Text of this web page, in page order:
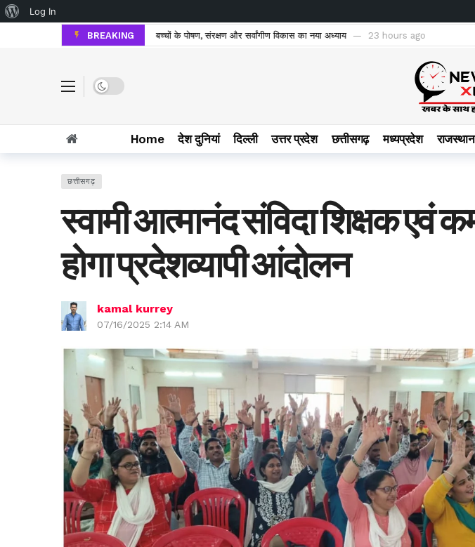
About WordPress
Log In
BREAKING बच्चों की मूलभूत आवश्यकता को प्राथमिकता देते हुए विद्यालयों में पेयजल व्यवस्था सुदृढ़, शिक्षा के
Dark mode
Home देश दुनियां दिल्ली उत्तर प्रदेश छत्तीसगढ़ मध्यप्रदेश राजस्थान
छत्तीसगढ़
स्वामी आत्मानंद संविदा शिक्षक एवं
होगा प्रदेशव्यापी आंदोलन
kamal kurrey
07/16/2025 2:14 AM